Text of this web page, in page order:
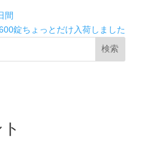
間
錠ちょっとだけ入荷しました
検索